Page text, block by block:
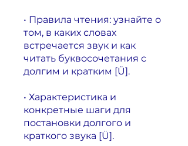
• Правила чтения: узнайте о
том, в каких словах
встречается звук и как
читать буквосочетания с
долгим и кратким [Ü].
• Характеристика и
конкретные шаги для
постановки долгого и
краткого звука [Ü].